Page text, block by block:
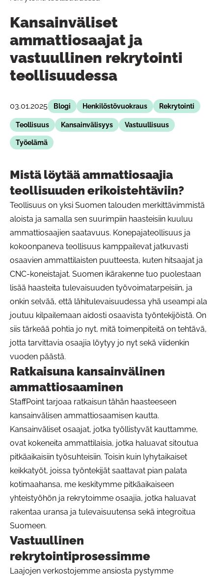
Kansainväliset
ammattiosaajat ja
vastuullinen rekrytointi
teollisuudessa
03.01.2025 Blogi Henkilöstövuokraus Rekrytointi
Teollisuus Kansainvälisyys Vastuullisuus
Työelämä
Mistä löytää ammattiosaajia
teollisuuden erikoistehtäviin?
Teollisuus on yksi Suomen talouden merkittävimmistä
aloista ja samalla sen suurimpiin haasteisiin kuuluu
ammattiosaajien saatavuus. Konepajateollisuus ja
kokoonpaneva teollisuus kamppailevat jatkuvasti
osaavien ammattilaisten puutteesta, kuten hitsaajat ja
CNC-koneistajat. Suomen ikärakenne tuo puolestaan
lisää haasteita tulevaisuuden työvoimatarpeisiin, ja
onkin selvää, että lähitulevaisuudessa yhä useampi ala
joutuu kilpailemaan aidosti osaavista työntekijöistä. On
siis tärkeää pohtia jo nyt, mitä toimenpiteitä on tehtävä,
jotta tarvittavia osaajia löytyy jo nyt sekä viidenkin
vuoden päästä.
Ratkaisuna kansainvälinen
ammattiosaaminen
StaffPoint tarjoaa ratkaisun tähän haasteeseen
kansainvälisen ammattiosaamisen kautta.
Kansainväliset osaajat, jotka työllistyvät kauttamme,
ovat kokeneita ammattilaisia, jotka haluavat sitoutua
pitkäaikaisiin työsuhteisiin. Toisin kuin lyhytaikaiset
keikkatyöt, joissa työntekijät saattavat pian palata
kotimaahansa, me keskitymme pitkäaikaiseen
yhteistyöhön ja rekrytoimme osaajia, jotka haluavat
rakentaa uransa ja tulevaisuutensa sekä integroitua
Suomeen.
Vastuullinen
rekrytointiprosessimme
Laajojen verkostojemme ansiosta pystymme